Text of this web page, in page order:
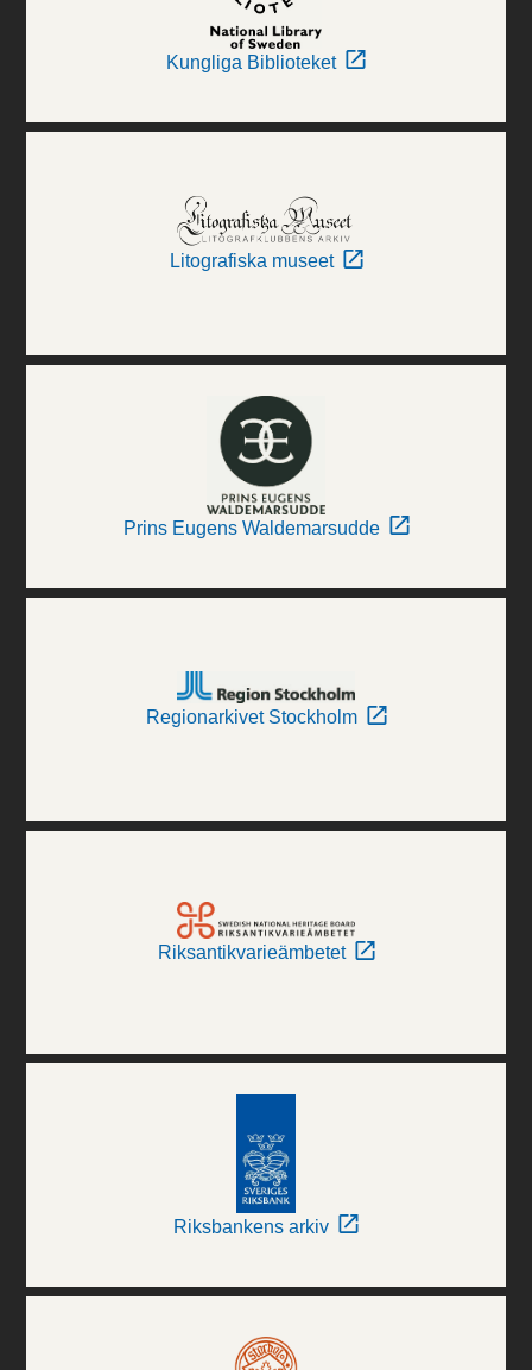
Kungliga Biblioteket
Litografiska museet
Prins Eugens Waldemarsudde
Regionarkivet Stockholm
Riksantikvarieämbetet
Riksbankens arkiv